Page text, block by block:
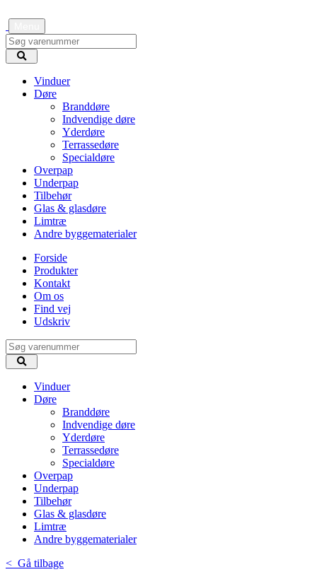
Vinduer
Døre
Branddøre
Indvendige døre
Yderdøre
Terrassedøre
Specialdøre
Overpap
Underpap
Tilbehør
Glas & glasdøre
Limtræ
Andre byggematerialer
Forside
Produkter
Kontakt
Om os
Find vej
Udskriv
Vinduer
Døre
Branddøre
Indvendige døre
Yderdøre
Terrassedøre
Specialdøre
Overpap
Underpap
Tilbehør
Glas & glasdøre
Limtræ
Andre byggematerialer
< Gå tilbage